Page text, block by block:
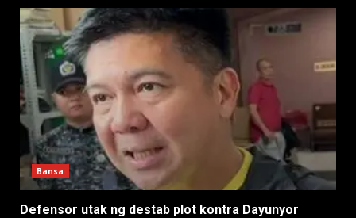
Bansa
Defensor utak ng destab plot kontra Dayunyor